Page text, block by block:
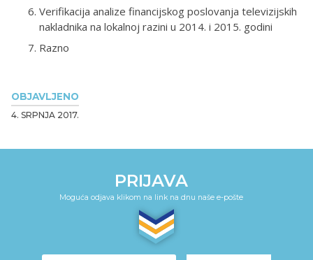
OBJAVLJENO
4. SRPNJA 2017.
Verifikacija analize financijskog poslovanja televizijskih
nakladnika na lokalnoj razini u 2014. i 2015. godini
Razno
PRIJAVA
Moguća odjava klikom na link na dnu naše e-pošte